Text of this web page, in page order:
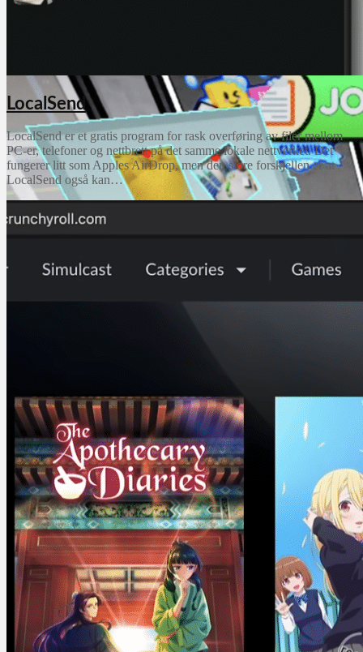
LocalSend
LocalSend er et gratis program for rask overføring av filer mellom
PC-er, telefoner og nettbrett på det samme lokale nettverket. Det
fungerer litt som Apples AirDrop, men den store forskjellen er at
LocalSend også kan…